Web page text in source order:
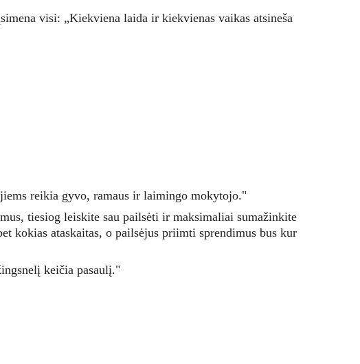
visi: „Kiekviena laida ir kiekvienas vaikas atsineša
reikia gyvo, ramaus ir laimingo mokytojo."
tiesiog leiskite sau pailsėti ir maksimaliai sumažinkite
kokias ataskaitas, o pailsėjus priimti sprendimus bus kur
keičia pasaulį."